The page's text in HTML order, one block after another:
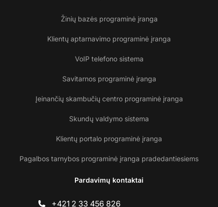
Žinių bazės programinė įranga
Klientų aptarnavimo programinė įranga
VoIP telefono sistema
Savitarnos programinė įranga
Įeinančių skambučių centro programinė įranga
Skundų valdymo sistema
Klientų portalo programinė įranga
Pagalbos tarnybos programinė įranga pradedantiesiems
Pardavimų kontaktai
+421 2 33 456 826